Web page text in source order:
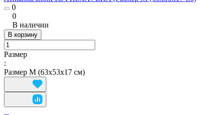
0
0
В наличии
В корзину
Размер
:
Размер M (63x53х17 см)